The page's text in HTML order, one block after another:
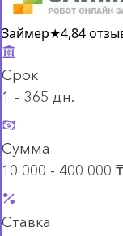
Займер★4,84
Срок
1 – 365 дн.
Сумма
10 000 - 400 000 ₸
Ставка